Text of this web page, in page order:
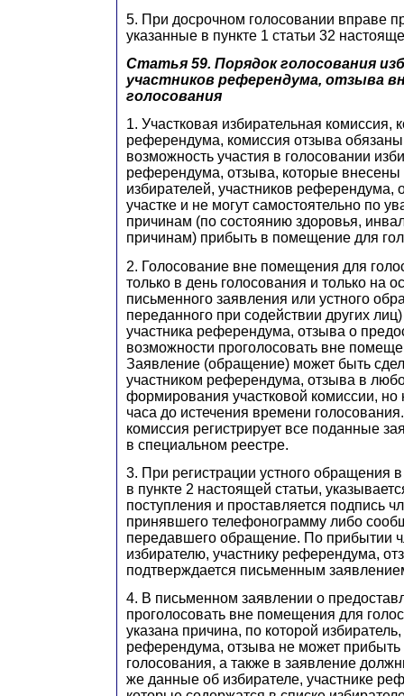
5. При досрочном голосовании вправе
указанные в пункте 1 статьи 32
Статья 59. Порядок голосования
участников референдума, отзыва
голосования
1. Участковая избирательная комиссия,
референдума, комиссия отзыва обязаны
возможность участия в голосовании
референдума, отзыва, которые внесены
избирателей, участников референдума,
участке и не могут самостоятельно по
причинам (по состоянию здоровья,
причинам) прибыть в помещение для
2. Голосование вне помещения для
только в день голосования и только на
письменного заявления или устного
переданного при содействии других
участника референдума, отзыва о
возможности проголосовать вне
Заявление (обращение) может быть
участником референдума, отзыва в
формирования участковой комиссии, но
часа до истечения времени
комиссия регистрирует все поданные
в специальном реестре.
3. При регистрации устного обращения
в пункте 2 настоящей статьи,
поступления и проставляется подпись
принявшего телефонограмму либо
передавшего обращение. По прибытии
избирателю, участнику референдума,
подтверждается письменным
4. В письменном заявлении о
проголосовать вне помещения для
указана причина, по которой избиратель,
референдума, отзыва не может
голосования, а также в заявление
же данные об избирателе, участнике